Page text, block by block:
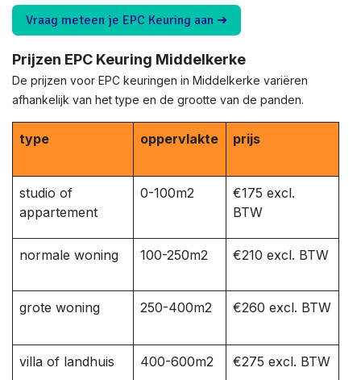
Vraag meteen je EPC Keuring aan ➜
Prijzen EPC Keuring Middelkerke
De prijzen voor EPC keuringen in Middelkerke variëren
afhankelijk van het type en de grootte van de panden.
type oppervlakte prijs
studio of
appartement
0-100m2
€175 excl.
BTW
normale woning 100-250m2 €210 excl. BTW
grote woning 250-400m2 €260 excl. BTW
villa of landhuis 400-600m2 €275 excl. BTW